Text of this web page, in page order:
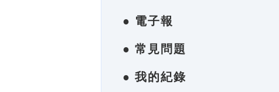
● 電子報
● 常見問題
● 我的紀錄